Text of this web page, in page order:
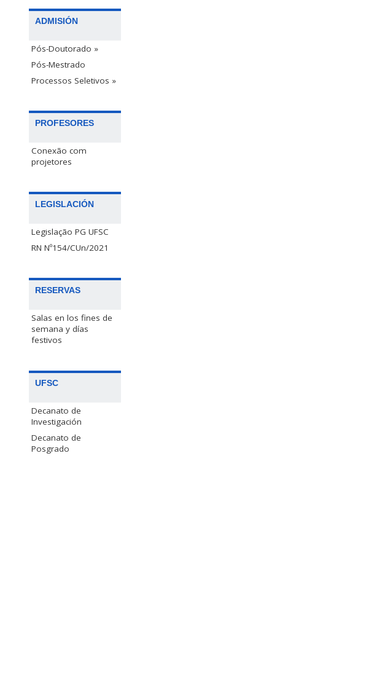
ADMISIÓN
Pós-Doutorado »
Pós-Mestrado
Processos Seletivos »
PROFESORES
Conexão com
projetores
LEGISLACIÓN
Legislação PG UFSC
RN Nº154/CUn/2021
RESERVAS
Salas en los fines de
semana y días
festivos
UFSC
Decanato de
Investigación
Decanato de
Posgrado